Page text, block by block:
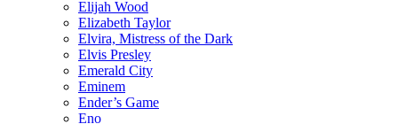
Elijah Wood
Elizabeth Taylor
Elvira, Mistress of the Dark
Elvis Presley
Emerald City
Eminem
Ender’s Game
Eno